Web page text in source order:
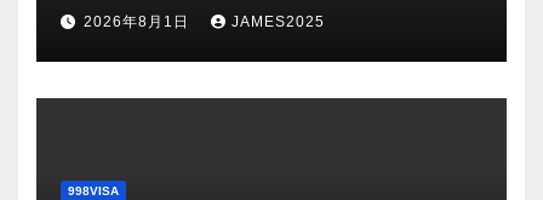
2026年8月1日 JAMES2025
998VISA